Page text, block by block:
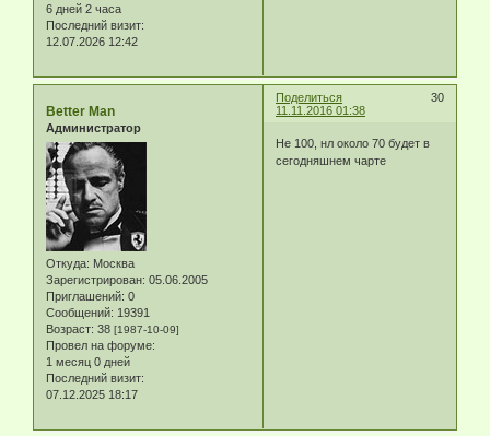
6 дней 2 часа
Последний визит:
12.07.2026 12:42
Поделиться
30
11.11.2016 01:38
Better Man
Администратор
Откуда: Москва
Зарегистрирован: 05.06.2005
Приглашений: 0
Сообщений: 19391
Возраст: 38 [1987-10-09]
Провел на форуме:
1 месяц 0 дней
Последний визит:
07.12.2025 18:17
Не 100, нл около 70 будет в
сегодняшнем чарте